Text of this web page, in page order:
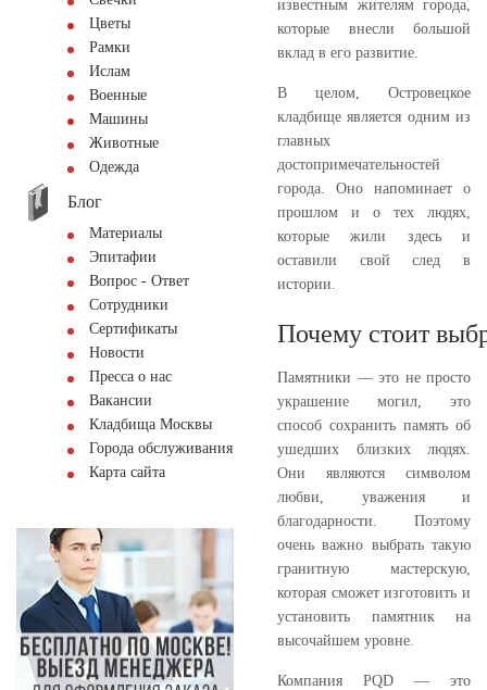
Цветы
Рамки
Ислам
Военные
Машины
Животные
Одежда
Блог
Материалы
Эпитафии
Вопрос - Ответ
Сотрудники
Сертификаты
Новости
Пресса о нас
Вакансии
Кладбища Москвы
Города обслуживания
Карта сайта
известным жителям города,
которые внесли большой
вклад в его развитие.
В целом, Островецкое
кладбище является одним из
главных
достопримечательностей
города. Оно напоминает о
прошлом и о тех людях,
которые жили здесь и
оставили свой след в
истории.
Почему стоит
Памятники — это не просто
украшение могил, это
способ сохранить память об
ушедших близких людях.
Они являются символом
любви, уважения и
благодарности. Поэтому
очень важно выбрать такую
гранитную мастерскую,
которая сможет изготовить и
установить памятник на
высочайшем уровне.
Компания PQD — это